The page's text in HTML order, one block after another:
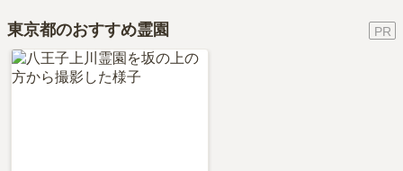
東京都のおすすめ霊園